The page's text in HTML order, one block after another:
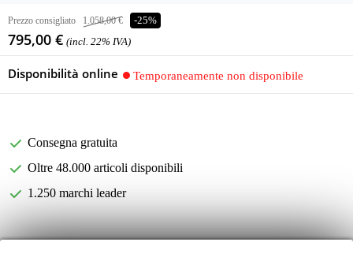
Prezzo consigliato 1.058,00 € -25%
795,00 € (incl. 22% IVA)
Disponibilità online Temporaneamente non disponibile
Consegna gratuita
Oltre 48.000 articoli disponibili
1.250 marchi leader